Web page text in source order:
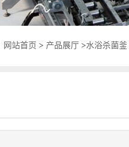
网站首页 > 产品展厅 >水浴杀菌釜